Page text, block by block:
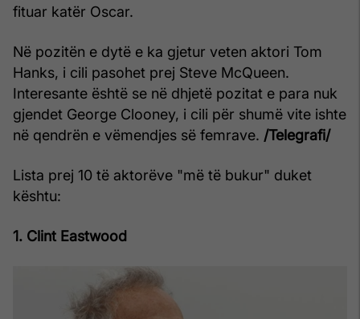
fituar katër Oscar.
Në pozitën e dytë e ka gjetur veten aktori Tom
Hanks, i cili pasohet prej Steve McQueen.
Interesante është se në dhjetë pozitat e para nuk
gjendet George Clooney, i cili për shumë vite ishte
në qendrën e vëmendjes së femrave. /Telegrafi/
Lista prej 10 të aktorëve "më të bukur" duket
kështu:
1. Clint Eastwood